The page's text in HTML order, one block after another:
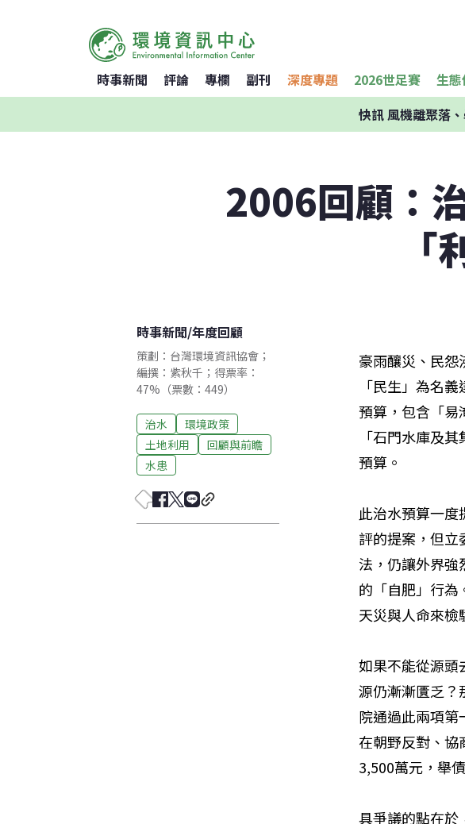
時事新聞 評論 專欄 副刊 深度專題 2026世足賽 生
快訊風機離聚落
2006回顧：
時事新聞/年度回顧
策劃：台灣環境資訊協會；
編撰：紫秋千；得票率：
47%（票數：449）
治水
環境政策
土地利用
回顧與前瞻
水患
豪雨釀災、民怨
「民生」為名
預算，包含「易
「石門水庫及
預算。
此治水預算一
評的提案，但
法，仍讓外界強
的「自肥」行為
天災與人命來檢
如果不能從源頭
源仍漸漸匱乏？
院通過此兩項第
在朝野反對、協
3,500萬元，舉
具爭議的點在於